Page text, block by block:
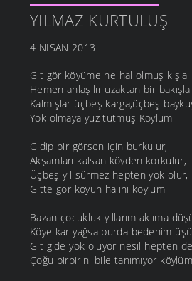
YILMAZ KURTULUŞ
4 NISAN 2013
Git gör köyüme ne hal olmuş kışla
Hemen anlaşılır uzaktan bir bakışla
Kalmışlar üçbeş karga,üçbeş
Yok olmaya yüz tutmuş Köylüm
Gidip bir görsen için burkulur,
Akşamları kalsan köyden korkulur,
Üçbeş yıl sürmez hepten yok olur,
Gitte gör köyün halini köylüm
Bazan çocukluk yıllarım aklıma
Köye kar yağsa burda bedenim
Git gide yok oluyor nesil hepten
Çoğu birbirini bile tanımıyor köylüm